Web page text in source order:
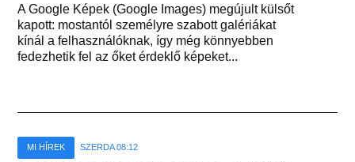
A Google Képek (Google Images) megújult külsőt
kapott: mostantól személyre szabott galériákat
kínál a felhasználóknak, így még könnyebben
fedezhetik fel az őket érdeklő képeket...
MI HÍREK SZERDA 08:12